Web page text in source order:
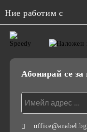
Ние работим с
Абонирай се
office@anabel.bg